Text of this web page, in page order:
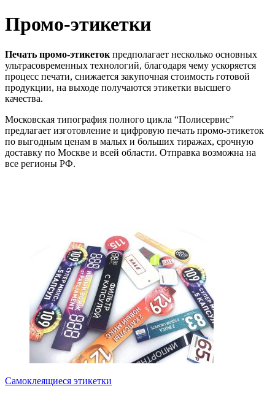
Промо-этикетки
Печать промо-этикеток предполагает несколько основных
ультрасовременных технологий, благодаря чему ускоряется
процесс печати, снижается закупочная стоимость готовой
продукции, на выходе получаются этикетки высшего
качества.
Московская типография полного цикла “Полисервис”
предлагает изготовление и цифровую печать промо-этикеток
по выгодным ценам в малых и больших тиражах, срочную
доставку по Москве и всей области. Отправка возможна на
все регионы РФ.
Самоклеящиеся этикетки